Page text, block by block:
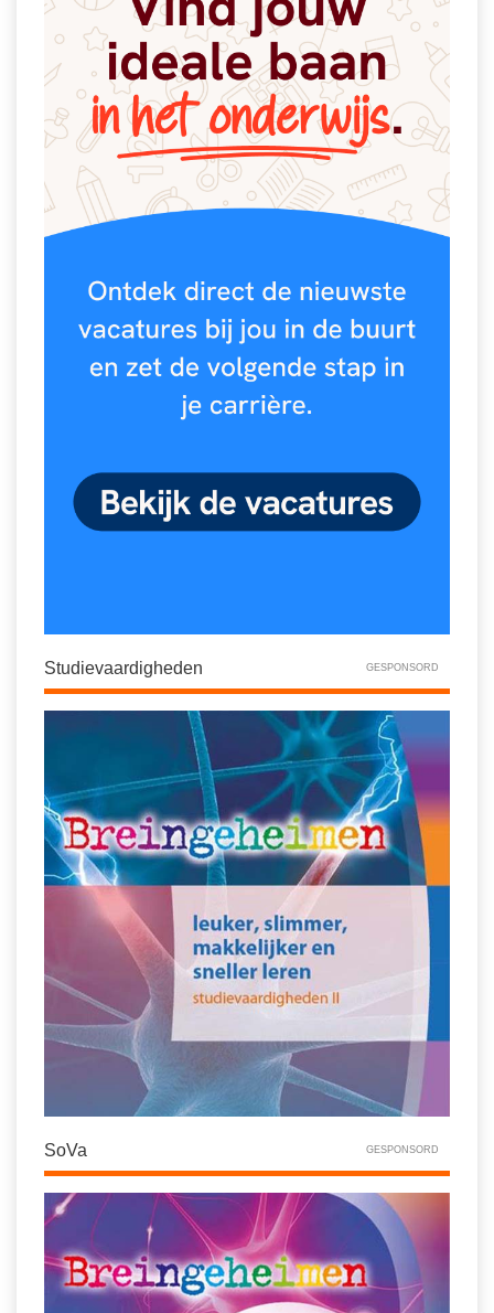
Studievaardigheden GESPONSORD
SoVa GESPONSORD